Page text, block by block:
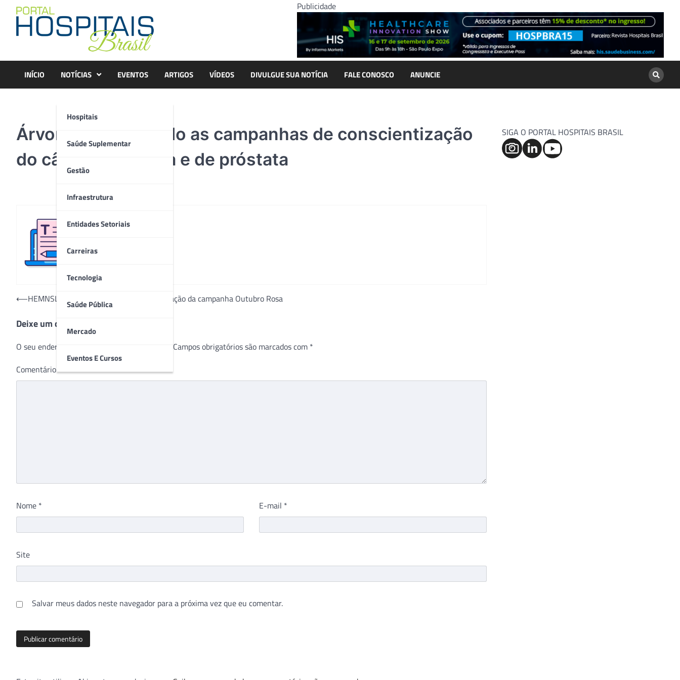
content
Publicidade
INÍCIO NOTÍCIAS
Hospitais
Saúde Suplementar
Gestão
Infraestrutura
Entidades Setoriais
Carreiras
Tecnologia
Saúde Pública
Mercado
Eventos E Cursos
EVENTOS ARTIGOS VÍDEOS DIVULGUE SUA NOTÍCIA FALE CONOSCO ANUNCIE
Árvore simbolizando as campanhas de conscientização
do câncer de mama e de próstata
Navegação
Post
⟵HEMNSL promove semana de conscientização da campanha Outubro Rosa
Deixe um comentário
O seu endereço de e-mail não será publicado. Campos obrigatórios são marcados com *
Comentário*
Nome * E-mail *
Site
Salvar meus dados neste navegador para a próxima vez que eu comentar.
SIGA O PORTAL HOSPITAIS BRASIL